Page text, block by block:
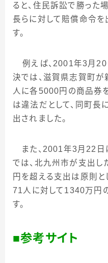
ると、住民訴訟で勝った
長らに対して賠償命令を
す。
例えば、 2001年3月 20
決では、滋賀県志賀町
人に各 5000円の商品券
は違法だとして、同町長
出されました。
また、 2001年3月 22
では、北九州市が支出し
円を超える支出は原則と
71 人に対して 1340万円
す。
■参考サイト